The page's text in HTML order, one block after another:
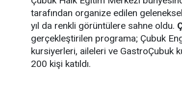
tarafından organize edilen
yıl da renkli görüntülere sahne oldu.
gerçekleştirilen programa; Çubuk
kursiyerleri, aileleri ve GastroÇubuk
200 kişi katıldı.